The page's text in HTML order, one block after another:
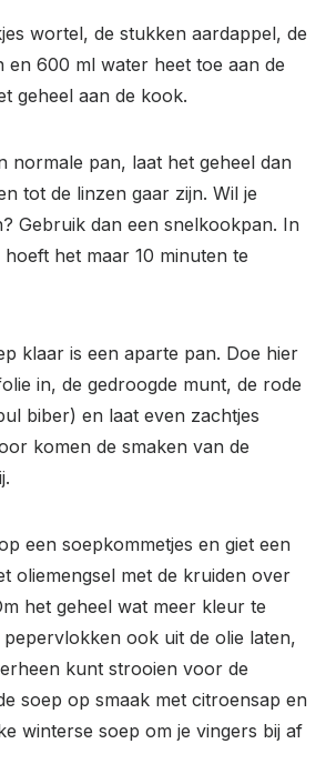
wortel, de stukken aardappel, de
en 600 ml water heet toe aan de
geheel aan de kook.
normale pan, laat het geheel dan
tot de linzen gaar zijn. Wil je
Gebruik dan een snelkookpan. In
het maar 10 minuten te
klaar is een aparte pan. Doe hier
in, de gedroogde munt, de rode
biber) en laat even zachtjes
komen de smaken van de
een soepkommetjes en giet een
oliemengsel met de kruiden over
het geheel wat meer kleur te
ook uit de olie laten,
kunt strooien voor de
soep op smaak met citroensap en
winterse soep om je vingers bij af